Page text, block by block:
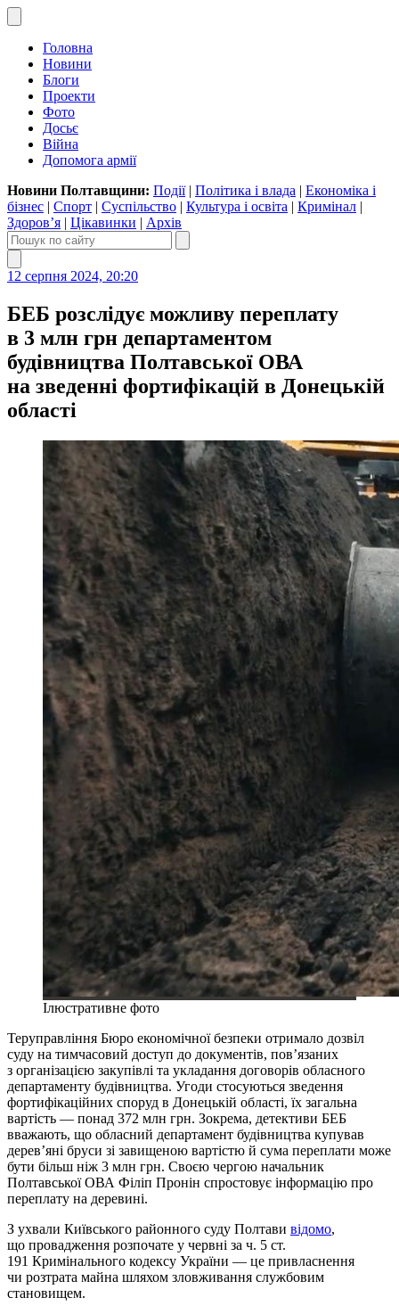
Головна
Новини
Блоги
Проекти
Фото
Досьє
Війна
Допомога армії
Новини Полтавщини: Події| Політика і влада | Економіка і
бізнес | Спорт | Суспільство | Культура і освіта | Кримінал |
Здоров’я | Цікавинки | Архів
12 серпня 2024, 20:20
БЕБ розслідує можливу переплату
в 3 млн грн департаментом
будівництва Полтавської ОВА
на зведенні фортифікацій в Донецькій
області
Ілюстративне фото
Теруправління Бюро економічної безпеки отримало дозвіл
суду на тимчасовий доступ до документів, пов’язаних
з організацією закупівлі та укладання договорів обласного
департаменту будівництва. Угоди стосуються зведення
фортифікаційних споруд в Донецькій області, їх загальна
вартість — понад 372 млн грн. Зокрема, детективи БЕБ
вважають, що обласний департамент будівництва купував
дерев’яні бруси зі завищеною вартістю й сума переплати може
бути більш ніж 3 млн грн. Своєю чергою начальник
Полтавської ОВА Філіп Пронін спростовує інформацію про
переплату на деревині.
З ухвали Київського районного суду Полтави відомо,
що провадження розпочате у червні за ч. 5 ст.
191 Кримінального кодексу України — це привласнення
чи розтрата майна шляхом зловживання службовим
становищем.